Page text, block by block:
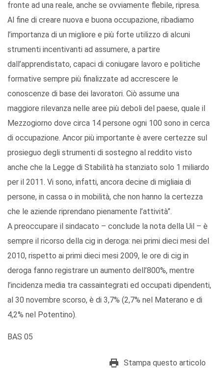
fronte ad una reale, anche se ovviamente flebile, ripresa.
Al fine di creare nuova e buona occupazione, ribadiamo
l’importanza di un migliore e più forte utilizzo di alcuni
strumenti incentivanti ad assumere, a partire
dall’apprendistato, capaci di coniugare lavoro e politiche
formative sempre più finalizzate ad accrescere le
conoscenze di base dei lavoratori. Ciò assume una
maggiore rilevanza nelle aree più deboli del paese, quale il
Mezzogiorno dove circa 14 persone ogni 100 sono in cerca
di occupazione. Ancor più importante è avere certezze sul
prosieguo degli strumenti di sostegno al reddito visto
anche che la Legge di Stabilità ha stanziato solo 1 miliardo
per il 2011. Vi sono, infatti, ancora decine di migliaia di
persone, in cassa o in mobilità, che non hanno la certezza
che le aziende riprendano pienamente l’attività”.
A preoccupare il sindacato – conclude la nota della Uil – è
sempre il ricorso della cig in deroga: nei primi dieci mesi del
2010, rispetto ai primi dieci mesi 2009, le ore di cig in
deroga fanno registrare un aumento dell’800%, mentre
l’incidenza media tra cassaintegrati ed occupati dipendenti,
al 30 novembre scorso, è di 3,7% (2,7% nel Materano e di
4,2% nel Potentino).
BAS 05
Stampa questo articolo